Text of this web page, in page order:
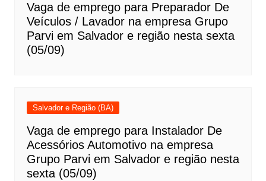
Vaga de emprego para Preparador De
Veículos / Lavador na empresa Grupo
Parvi em Salvador e região nesta sexta
(05/09)
Salvador e Região (BA)
Vaga de emprego para Instalador De
Acessórios Automotivo na empresa
Grupo Parvi em Salvador e região nesta
sexta (05/09)